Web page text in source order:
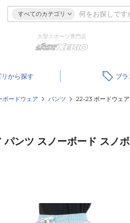
すべてのカテゴリ
大型スポーツ専門店
ブラ
ボードウェア パンツ 22-23 ボードウェ
パンツ スノーボード ス